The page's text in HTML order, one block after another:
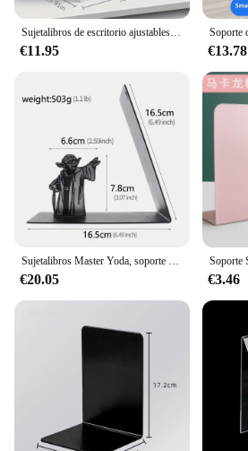
€11.95 €13.78
€20.05 €3.46